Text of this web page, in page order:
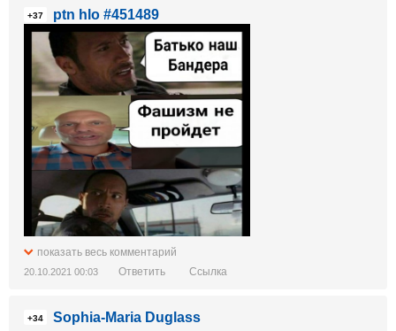
+37 ptn hlo #451489
показать весь комментарий
20.10.2021 00:03 Ответить Ссылка
+34 Sophia-Maria Duglass